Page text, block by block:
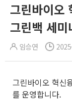
그린바이오
그린백 세미
임승연
그린바이오 혁신
를 운영합니다.